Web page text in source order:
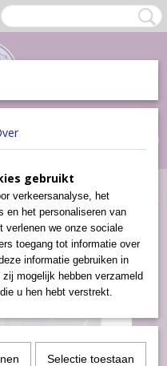
(0)
(20 stuks)
gebruikt
verkeersanalyse, het
en het personaliseren van
verlenen we onze sociale
toegang tot informatie over
informatie gebruiken in
mogelijk hebben verzameld
u hen hebt verstrekt.
Selectie toestaan